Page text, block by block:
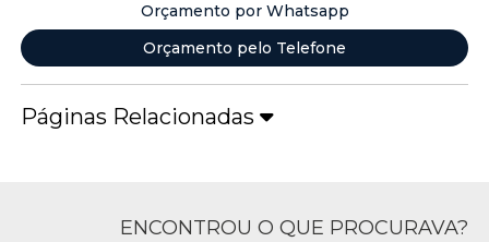
Orçamento por Whatsapp
Orçamento pelo Telefone
Páginas Relacionadas
ENCONTROU O QUE PROCURAVA?